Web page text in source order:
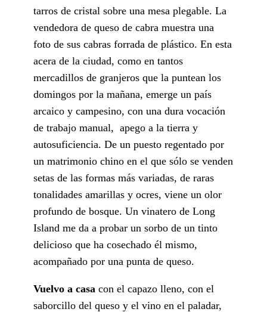
tarros de cristal sobre una mesa plegable. La
vendedora de queso de cabra muestra una
foto de sus cabras forrada de plástico. En esta
acera de la ciudad, como en tantos
mercadillos de granjeros que la puntean los
domingos por la mañana, emerge un país
arcaico y campesino, con una dura vocación
de trabajo manual, apego a la tierra y
autosuficiencia. De un puesto regentado por
un matrimonio chino en el que sólo se venden
setas de las formas más variadas, de raras
tonalidades amarillas y ocres, viene un olor
profundo de bosque. Un vinatero de Long
Island me da a probar un sorbo de un tinto
delicioso que ha cosechado él mismo,
acompañado por una punta de queso.
Vuelvo a casa con el capazo lleno, con el
saborcillo del queso y el vino en el paladar,